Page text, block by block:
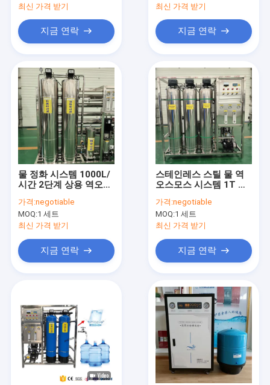
제품 소개
VR 쇼
회사 소개
최신 가격 받기
지금 연락
최신 가격 받기
지금 연락
물 정화 시스템 1000L/
시간 2단계 상용 역오스
가격:negotiable
MOQ:1 세트
최신 가격 받기
지금 연락
스테인레스 스틸 물 역
오스모스 시스템 1T 양
장비
가격:negotiable
MOQ:1 세트
최신 가격 받기
지금 연락